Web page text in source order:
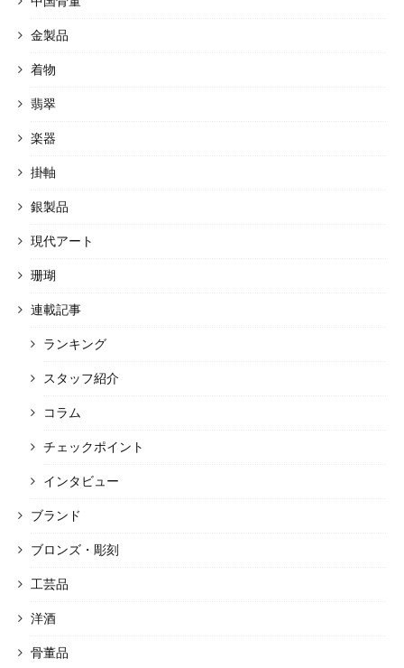
金製品
着物
翡翠
楽器
掛軸
銀製品
現代アート
珊瑚
連載記事
ランキング
スタッフ紹介
コラム
チェックポイント
インタビュー
ブランド
ブロンズ・彫刻
工芸品
洋酒
骨董品